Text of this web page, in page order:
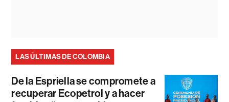
LAS ÚLTIMAS DE COLOMBIA
De la Espriella se compromete a
recuperar Ecopetrol y a hacer